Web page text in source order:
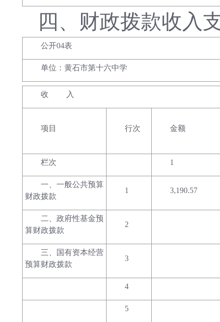
四、 财政拨款收入
公开04表
单位：黄石市第十六中学
收 入
项目 行次 金额
栏次 1
一、一般公共预算
财政拨款
1 3,190.57
二、政府性基金预
算财政拨款
2
三、国有资本经营
预算财政拨款
3
4
5